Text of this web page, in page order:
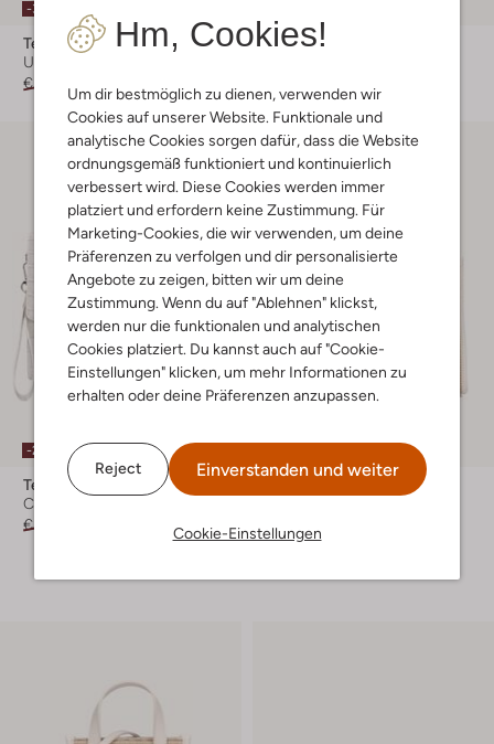
Hm, Cookies!
Um dir bestmöglich zu dienen, verwenden wir
Cookies auf unserer Website. Funktionale und
analytische Cookies sorgen dafür, dass die Website
ordnungsgemäß funktioniert und kontinuierlich
verbessert wird. Diese Cookies werden immer
platziert und erfordern keine Zustimmung. Für
Marketing-Cookies, die wir verwenden, um deine
Präferenzen zu verfolgen und dir personalisierte
Angebote zu zeigen, bitten wir um deine
Zustimmung. Wenn du auf "Ablehnen" klickst,
werden nur die funktionalen und analytischen
Cookies platziert. Du kannst auch auf "Cookie-
Einstellungen" klicken, um mehr Informationen zu
erhalten oder deine Präferenzen anzupassen.
Reject Einverstanden und weiter
Cookie-Einstellungen
-30%
Ted Baker
Umhängetasche
€ 229,99
Ted Baker
-20%
Ted Baker
Clutch
€ 59,99
€ 119,99